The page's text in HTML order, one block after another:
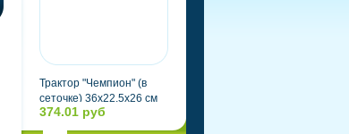
Трактор "Чемпион" (в
сеточке) 36х22,5х26 см
(Беларусь)
374.01 руб